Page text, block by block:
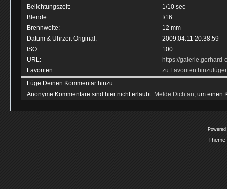
Belichtungszeit:
1/10 sec
Blende:
f/16
Brennweite:
12 mm
Datum & Uhrzeit Original:
2009:04:11 20:38:59
ISO:
100
URL:
https://
Favoriten:
zu Favoriten
Füge Deinen Kommentar hinzu
Anonyme Kommentare sind hier nicht erlaubt. Melde Dich an, um einen
Theme